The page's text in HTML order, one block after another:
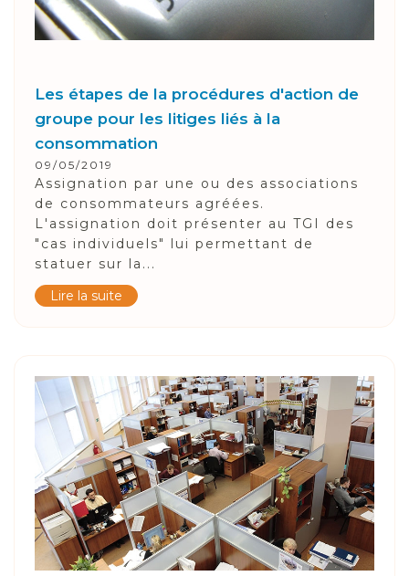
Les étapes de la procédures d'action de
groupe pour les litiges liés à la
consommation
09/05/2019
Assignation par une ou des associations
de consommateurs agréées.
L'assignation doit présenter au TGI des
"cas individuels" lui permettant de
statuer sur la...
Lire la suite